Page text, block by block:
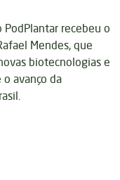
recebeu o
Mendes, que
biotecnologias e
avanço da